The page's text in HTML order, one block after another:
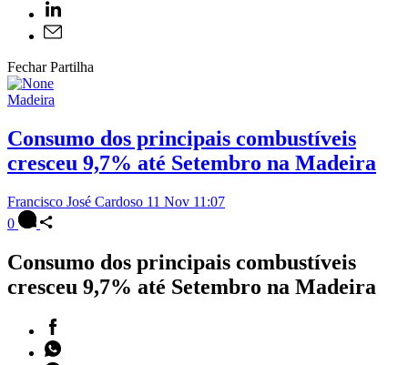
Fechar Partilha
Madeira
Consumo dos principais combustíveis
cresceu 9,7% até Setembro na Madeira
Francisco José Cardoso 11 Nov 11:07
0
Consumo dos principais combustíveis
cresceu 9,7% até Setembro na Madeira